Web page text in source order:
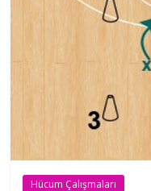
Hücum Çalışmaları